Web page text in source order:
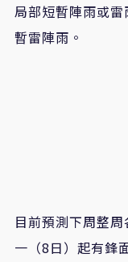
局部短暫陣雨或
暫雷陣雨。
目前預測下周整
一（8日）起有鋒